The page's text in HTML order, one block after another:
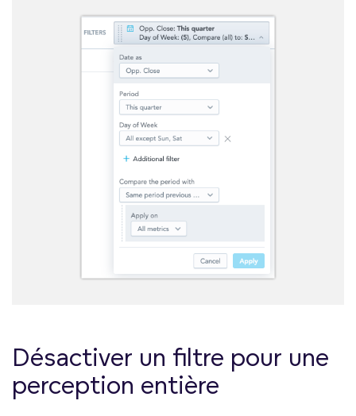
Désactiver un filtre pour une
perception entière